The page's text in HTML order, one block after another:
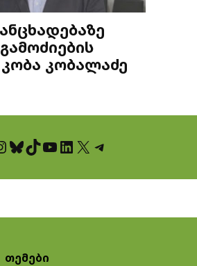
კობალაძე
Bluesky TikTok YouTube LinkedIn X Telegram
თემები